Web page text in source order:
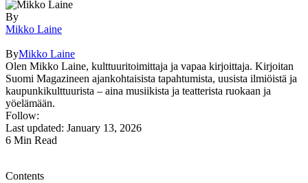
By
Mikko Laine
ByMikko Laine
Olen Mikko Laine, kulttuuritoimittaja ja vapaa kirjoittaja. Kirjoitan
Suomi Magazineen ajankohtaisista tapahtumista, uusista ilmiöistä ja
kaupunkikulttuurista – aina musiikista ja teatterista ruokaan ja
yöelämään.
Follow:
Last updated: January 13, 2026
6 Min Read
Contents